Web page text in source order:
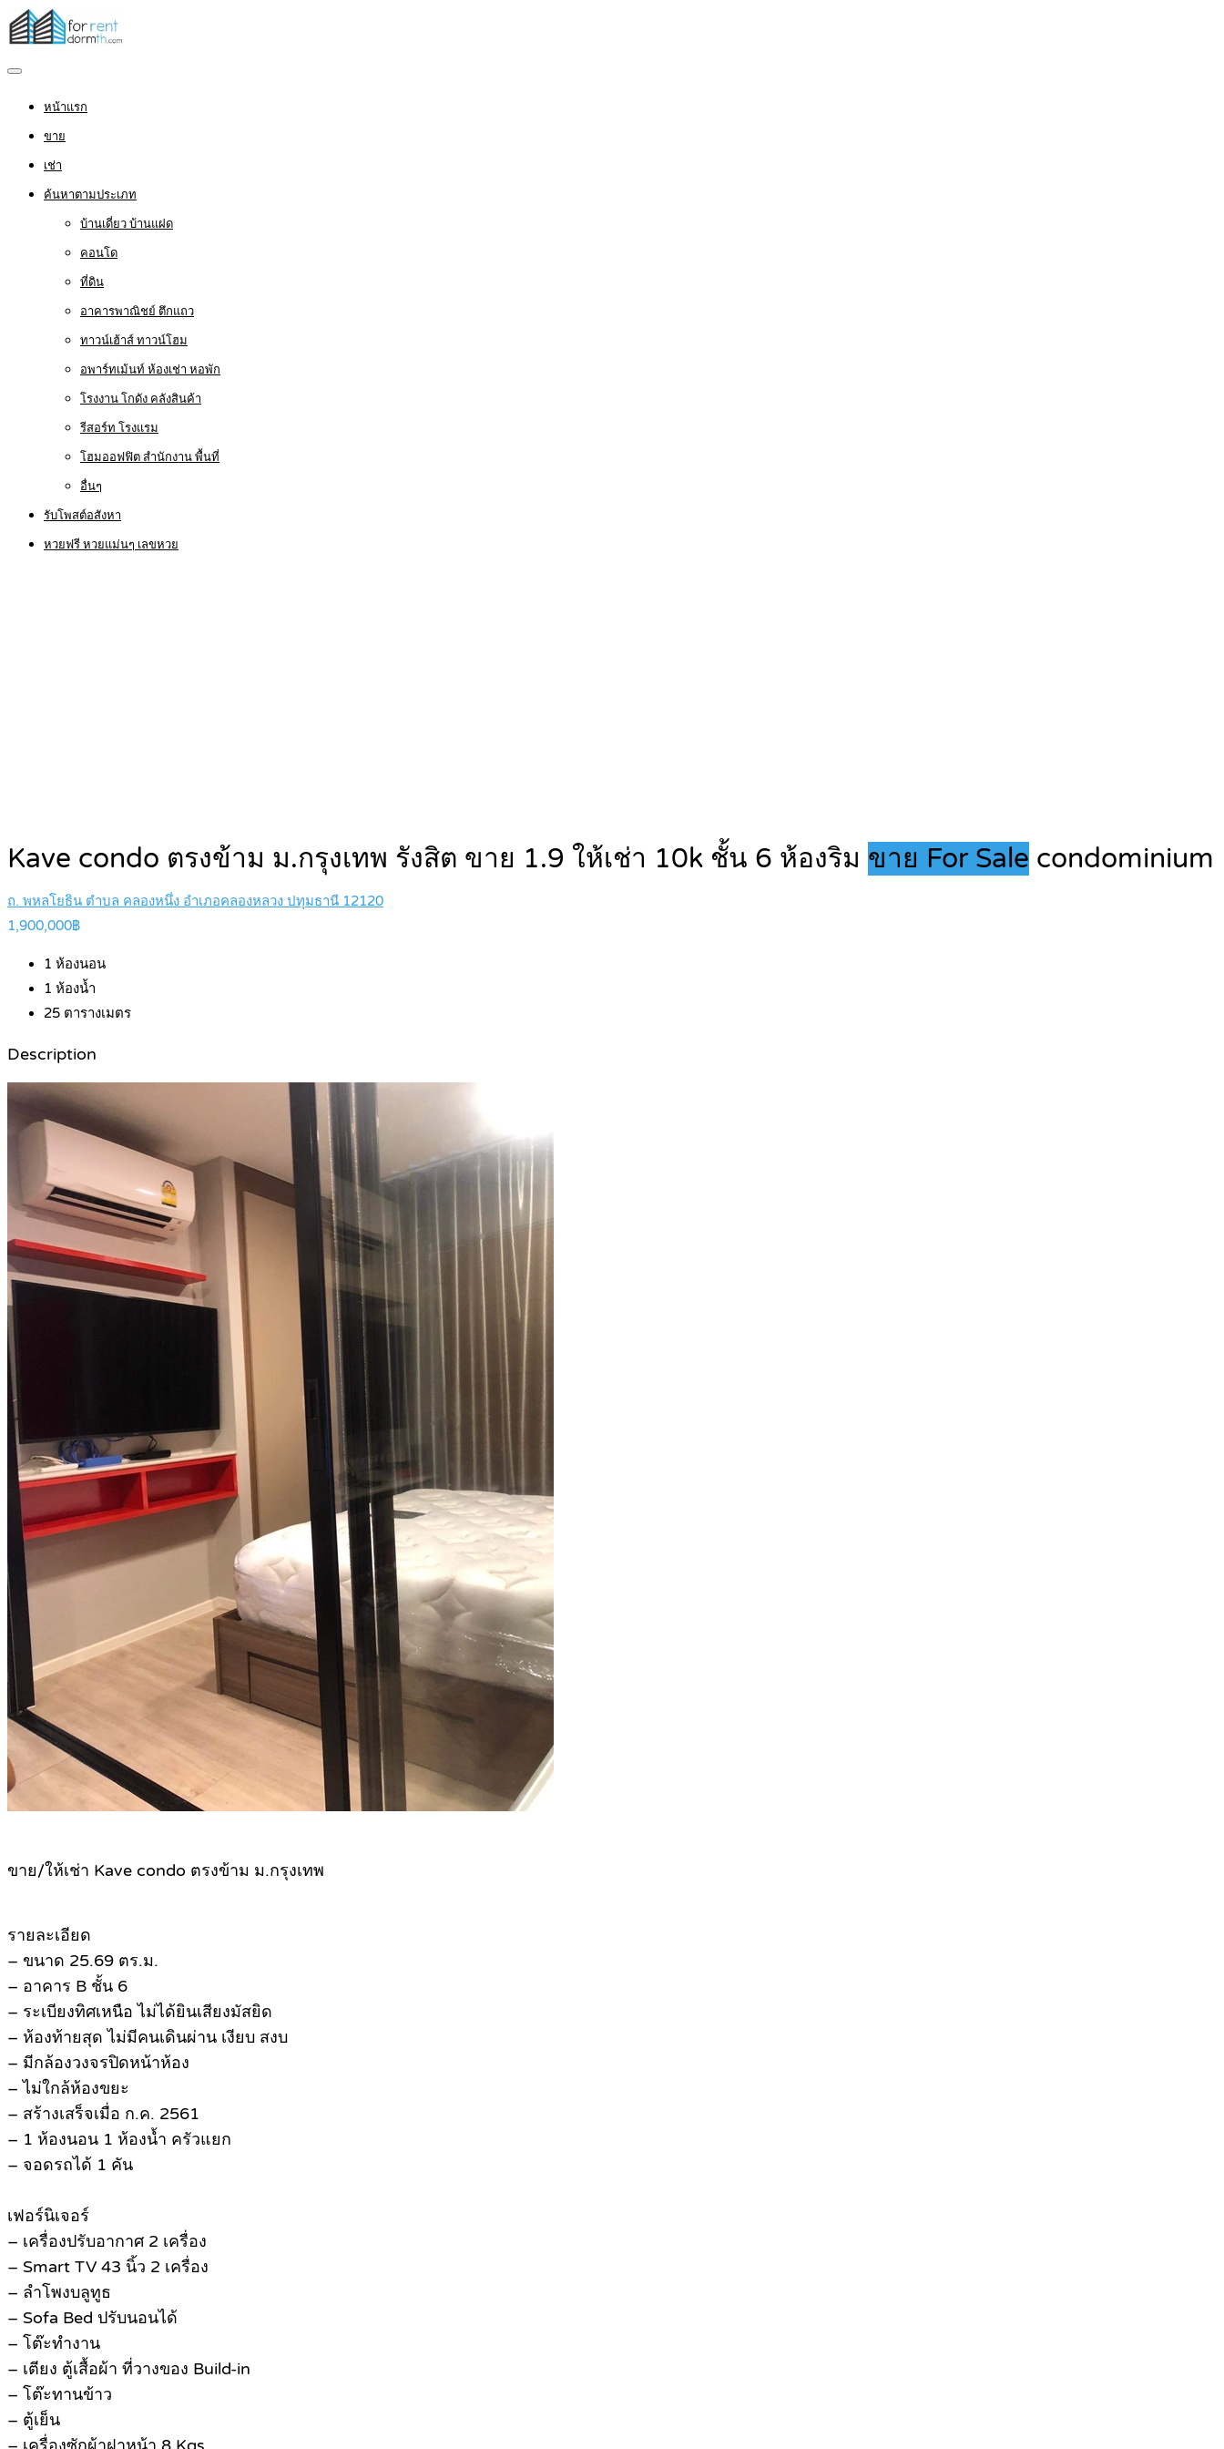
หน้าแรก
ขาย
เช่า
ค้นหาตามประเภท
บ้านเดี่ยว บ้านแฝด
คอนโด
ที่ดิน
อาคารพาณิชย์ ตึกแถว
ทาวน์เฮ้าส์ ทาวน์โฮม
อพาร์ทเม้นท์ ห้องเช่า หอพัก
โรงงาน โกดัง คลังสินค้า
รีสอร์ท โรงแรม
โฮมออฟฟิต สำนักงาน พื้นที่
อื่นๆ
รับโพสต์อสังหา
หวยฟรี หวยแม่นๆ เลขหวย
Kave condo ตรงข้าม ม.กรุงเทพ รังสิต ขาย 1.9 ให้เช่า 10k ชั้น 6 ห้องริม ขาย For Sale condominium
ถ. พหลโยธิน ตำบล คลองหนึ่ง อำเภอคลองหลวง ปทุมธานี 12120
1,900,000฿
1 ห้องนอน
1 ห้องน้ำ
25 ตารางเมตร
Description
ขาย/ให้เช่า Kave condo ตรงข้าม ม.กรุงเทพ
รายละเอียด
– ขนาด 25.69 ตร.ม.
– อาคาร B ชั้น 6
– ระเบียงทิศเหนือ ไม่ได้ยินเสียงมัสยิด
– ห้องท้ายสุด ไม่มีคนเดินผ่าน เงียบ สงบ
– มีกล้องวงจรปิดหน้าห้อง
– ไม่ใกล้ห้องขยะ
– สร้างเสร็จเมื่อ ก.ค. 2561
– 1 ห้องนอน 1 ห้องน้ำ ครัวแยก
– จอดรถได้ 1 คัน
เฟอร์นิเจอร์
– เครื่องปรับอากาศ 2 เครื่อง
– Smart TV 43 นิ้ว 2 เครื่อง
– ลำโพงบลูทูธ
– Sofa Bed ปรับนอนได้
– โต๊ะทำงาน
– เตียง ตู้เสื้อผ้า ที่วางของ Build-in
– โต๊ะทานข้าว
– ตู้เย็น